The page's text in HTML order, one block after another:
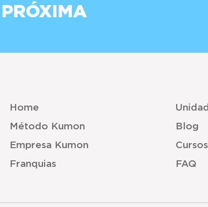
Home
Método Kumon
Blog
Empresa Kumon
Cursos
Franquias
FAQ